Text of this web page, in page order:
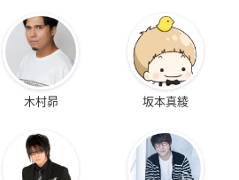
木村昴 坂本真綾